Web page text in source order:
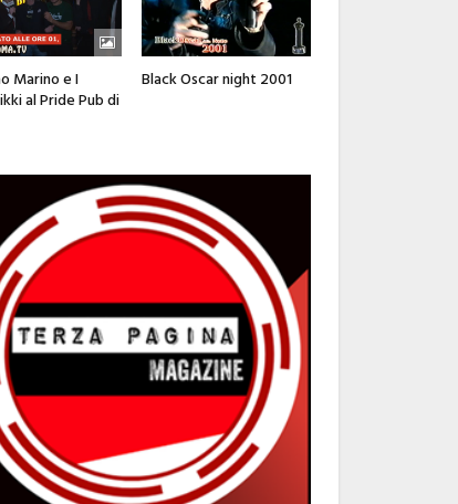
Marino e I
al Pride Pub di
Black Oscar night 2001